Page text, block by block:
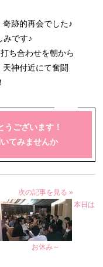
奇跡的再会でした♪
みです♪
ち合わせを朝から
神付近にて奮闘
ございます！
てみませんか
次の記事を見る »
本日は
お休み～